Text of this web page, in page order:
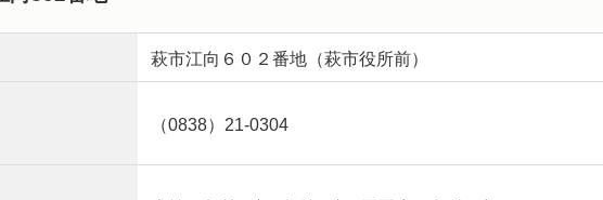
萩市江向６０２番地（萩市役所前）
（0838）21-0304